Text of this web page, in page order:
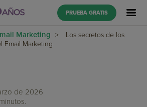
PRUEBA GRATIS
Marketing >
Los secretos de los
Email Marketing
de 2026